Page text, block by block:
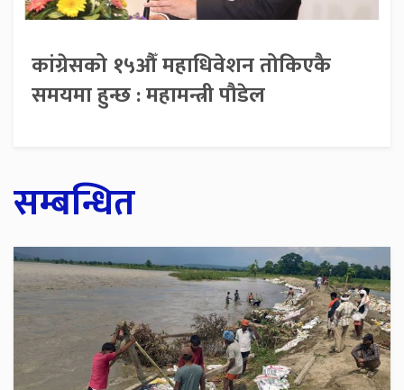
कांग्रेसको १५औँ महाधिवेशन तोकिएकै
समयमा हुन्छ : महामन्त्री पौडेल
सम्बन्धित